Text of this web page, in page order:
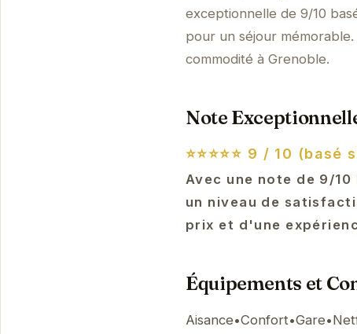
exceptionnelle de 9/10
pour un séjour
commodité à Grenoble.
Note
⭐⭐⭐⭐⭐ 9 / 10 (basé
Avec une note de 9/
un niveau de
prix et d'une
Équipements et